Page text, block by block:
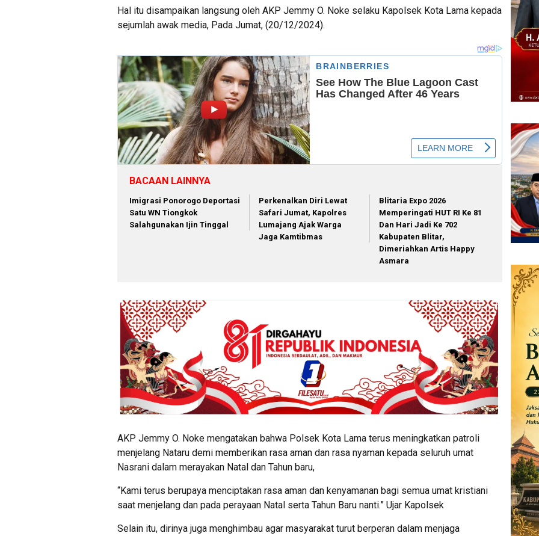
Hal itu disampaikan langsung oleh AKP Jemmy O. Noke selaku Kapolsek Kota Lama kepada
sejumlah awak media, Pada Jumat, (20/12/2024).
BACAAN LAINNYA
Imigrasi Ponorogo Deportasi
Satu WN Tiongkok
Salahgunakan Ijin Tinggal
Perkenalkan Diri Lewat
Safari Jumat, Kapolres
Lumajang Ajak Warga
Jaga Kamtibmas
Blitaria Expo 2026
Memperingati HUT RI Ke 81
Dan Hari Jadi Ke 702
Kabupaten Blitar,
Dimeriahkan Artis Happy
Asmara
AKP Jemmy O. Noke mengatakan bahwa Polsek Kota Lama terus meningkatkan patroli
menjelang Nataru demi memberikan rasa aman dan rasa nyaman kepada seluruh umat
Nasrani dalam merayakan Natal dan Tahun baru,
“Kami terus berupaya menciptakan rasa aman dan kenyamanan bagi semua umat kristiani
saat menjelang dan pada perayaan Natal serta Tahun Baru nanti.” Ujar Kapolsek
Selain itu, dirinya juga menghimbau agar masyarakat turut berperan dalam menjaga